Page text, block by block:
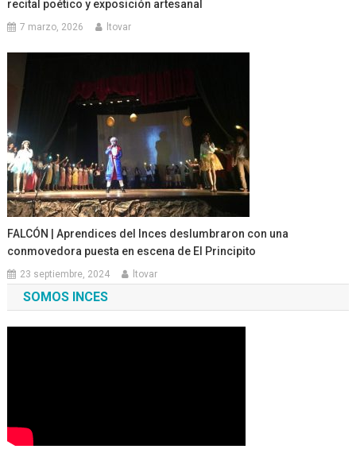
recital poético y exposición artesanal
7 marzo, 2026 ltovar
FALCÓN | Aprendices del Inces deslumbraron con una
conmovedora puesta en escena de El Principito
23 septiembre, 2024 ltovar
SOMOS INCES